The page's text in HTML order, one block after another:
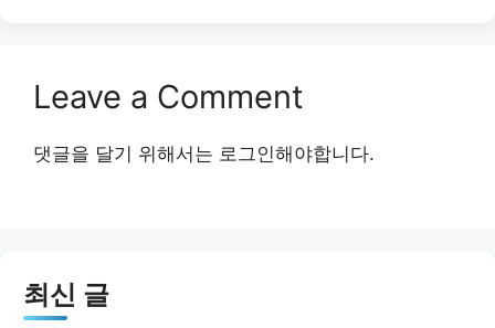
Leave a Comment
댓글을 달기 위해서는 로그인해야합니다.
최신 글